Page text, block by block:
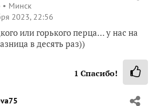
Минск
2023, 22:56
или горького перца… у нас на
в десять раз))
1 Спасибо!